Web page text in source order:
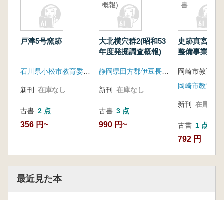
戸津5号窯跡
新刊 在庫なし
古書 2 点
356 円~
概報)
大北横穴群2(昭和53
年度発掘調査概報)
新刊 在庫なし
古書 3 点
990 円~
書
史跡真宮遺
整備事業報
岡崎市教育
岡崎市教育委
新刊 在庫なし
古書 1 点
792 円
最近見た本